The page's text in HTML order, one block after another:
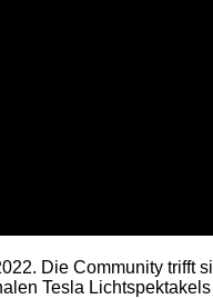
Die Community trifft
Tesla